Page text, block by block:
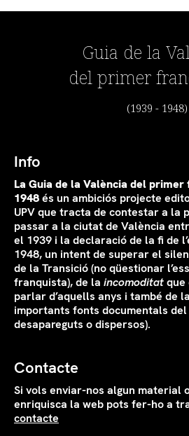
Guia de la
del primer
(1939 - 1948)
Info
La Guia de la València del
1948és un ambiciós projecte
UPV que tracta de contestar a la
passar a la ciutat de València
el 1939 i la declaració de la fi de
1948, un intent de superar el
de la Transició (no qüestionar
franquista), de la incomoditatque
parlar d’aquells anys i també de
importants fonts documentals
desapareguts o dispersos).
Contacte
Si vols enviar-nos algun material
enriquisca la web pots fer-ho a
contacte